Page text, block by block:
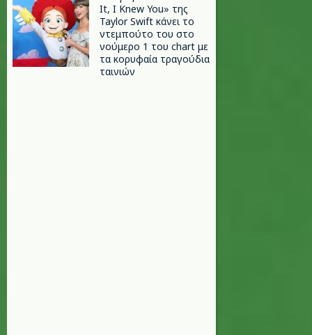
It, I Knew You» της
Taylor Swift κάνει το
ντεμπούτο του στο
νούμερο 1 του chart με
τα κορυφαία τραγούδια
ταινιών